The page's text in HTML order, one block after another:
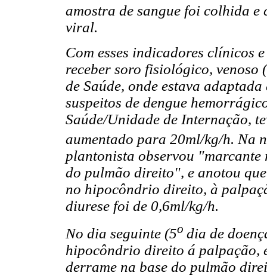
amostra de sangue foi colhida e
viral.
Com esses indicadores clínicos
receber soro fisiológico,
de Saúde, onde estava
suspeitos de dengue
Saúde/Unidade de Internação,
aumentado para 20ml/kg/h. Na
plantonista observou
do pulmão direito", e anotou
no hipocôndrio direito, à
diurese foi de 0,6ml/kg/h.
No dia seguinte (5o dia de
hipocôndrio direito á palpação,
derrame na base do pulmão